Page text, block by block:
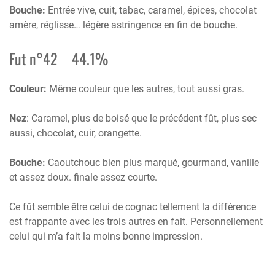
Bouche: Entrée vive, cuit, tabac, caramel, épices, chocolat
amère, réglisse… légère astringence en fin de bouche.
Fut n°42 44.1%
Couleur: Même couleur que les autres, tout aussi gras.
Nez: Caramel, plus de boisé que le précédent fût, plus sec
aussi, chocolat, cuir, orangette.
Bouche: Caoutchouc bien plus marqué, gourmand, vanille
et assez doux. finale assez courte.
Ce fût semble être celui de cognac tellement la différence
est frappante avec les trois autres en fait. Personnellement
celui qui m’a fait la moins bonne impression.